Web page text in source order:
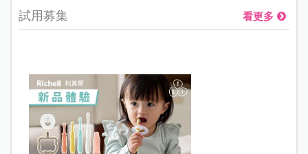
試用募集 看更多